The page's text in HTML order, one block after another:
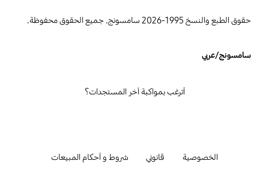
حقوق الطبع والنسخ 1995-2026 سامسونج. جميع الحقوق محفوظة.
سامسونج/عربي
الخصوصية قانوني شروط و أحكام المبيعات
أترغب بمواكبة آخر المستجدات؟